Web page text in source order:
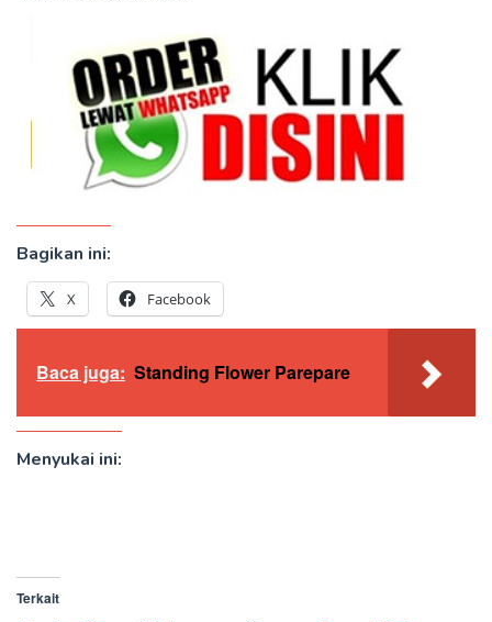
Bagikan ini:
X Facebook
Baca juga: Standing Flower Parepare
Menyukai ini:
Terkait